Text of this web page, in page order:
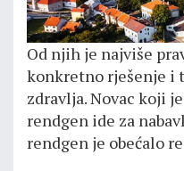
Od njih je najviše
konkretno rješenje i
zdravlja. Novac koji
rendgen ide za
rendgen je obećalo